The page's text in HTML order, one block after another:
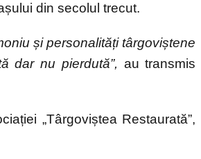
din secolul trecut.
și personalități târgoviștene
dar nu pierdută”, au transmis
„Târgoviștea Restaurată”,